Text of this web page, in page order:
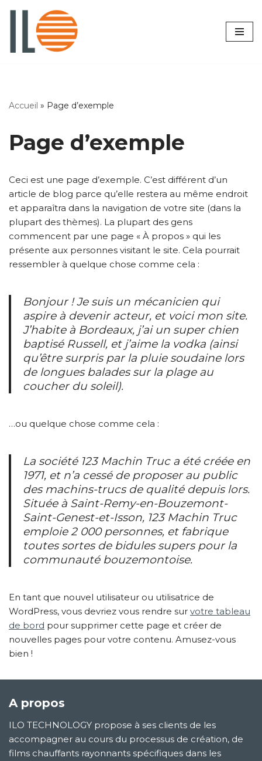
Accueil » Page d’exemple
Page d’exemple
Ceci est une page d’exemple. C’est différent d’un
article de blog parce qu’elle restera au même endroit
et apparaîtra dans la navigation de votre site (dans la
plupart des thèmes). La plupart des gens
commencent par une page « À propos » qui les
présente aux personnes visitant le site. Cela pourrait
ressembler à quelque chose comme cela :
Bonjour ! Je suis un mécanicien qui
aspire à devenir acteur, et voici mon site.
J’habite à Bordeaux, j’ai un super chien
baptisé Russell, et j’aime la vodka (ainsi
qu’être surpris par la pluie soudaine lors
de longues balades sur la plage au
coucher du soleil).
…ou quelque chose comme cela :
La société 123 Machin Truc a été créée en
1971, et n’a cessé de proposer au public
des machins-trucs de qualité depuis lors.
Située à Saint-Remy-en-Bouzemont-
Saint-Genest-et-Isson, 123 Machin Truc
emploie 2 000 personnes, et fabrique
toutes sortes de bidules supers pour la
communauté bouzemontoise.
En tant que nouvel utilisateur ou utilisatrice de
WordPress, vous devriez vous rendre sur votre tableau
de bord pour supprimer cette page et créer de
nouvelles pages pour votre contenu. Amusez-vous
bien !
A propos
ILO TECHNOLOGY propose à ses clients de les
accompagner au cours du processus de création, de
films chauffants rayonnants spécifiques dans les